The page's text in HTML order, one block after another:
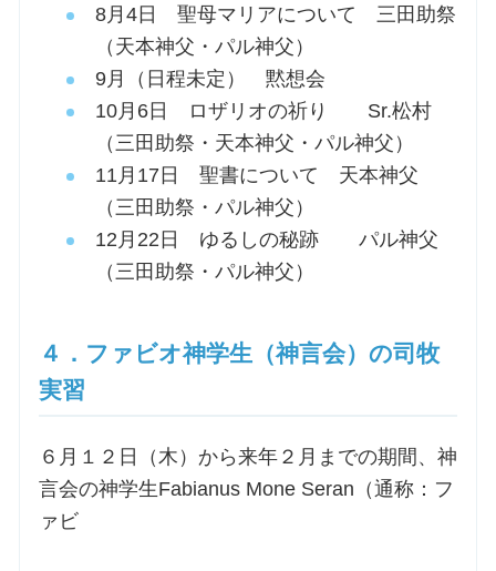
8月4日 聖母マリアについて 三田助祭
（天本神父・パル神父）
9月（日程未定） 黙想会
10月6日 ロザリオの祈り Sr.松村
（三田助祭・天本神父・パル神父）
11月17日 聖書について 天本神父
（三田助祭・パル神父）
12月22日 ゆるしの秘跡 パル神父
（三田助祭・パル神父）
４．ファビオ神学生（神言会）の司牧
実習
６月１２日（木）から来年２月までの期間、神
言会の神学生Fabianus Mone Seran（通称：フ
ァビ